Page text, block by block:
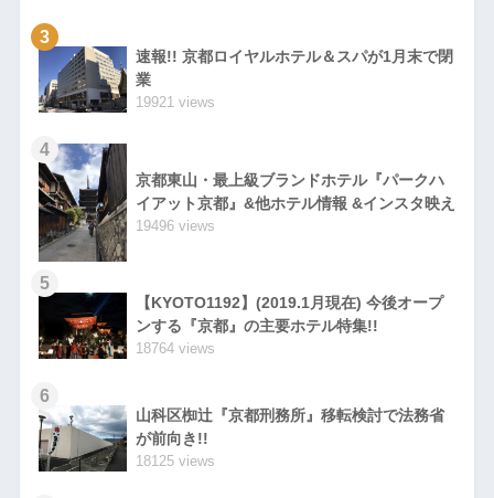
3
速報!! 京都ロイヤルホテル＆スパが1月末で閉
業
19921 views
4
京都東山・最上級ブランドホテル『パークハ
イアット京都』&他ホテル情報 &インスタ映え
19496 views
5
【KYOTO1192】(2019.1月現在) 今後オープ
ンする『京都』の主要ホテル特集!!
18764 views
6
山科区椥辻『京都刑務所』移転検討で法務省
が前向き!!
18125 views